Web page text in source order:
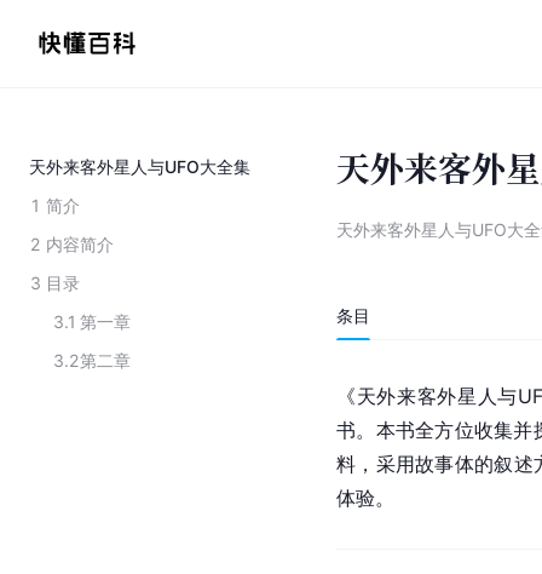
天外来客外星人与UFO大全集
1 简介
2 内容简介
3 目录
3.1 第一章
3.2第二章
天外来客外
天外来客外星人与UFO大
条目
《天外来客外星人与
书。本书全方位收集并
料，采用故事体的叙述
体验。